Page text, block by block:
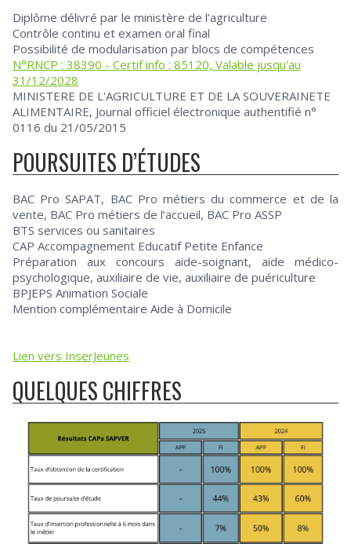
Diplôme délivré par le ministère de l’agriculture
Contrôle continu et examen oral final
Possibilité de modularisation par blocs de compétences
N°RNCP : 38390 - Certif info : 85120, Valable jusqu'au
31/12/2028
MINISTERE DE L'AGRICULTURE ET DE LA SOUVERAINETE
ALIMENTAIRE, Journal officiel électronique authentifié n°
0116 du 21/05/2015
POURSUITES D’ÉTUDES
BAC Pro SAPAT, BAC Pro métiers du commerce et de la
vente, BAC Pro métiers de l’accueil, BAC Pro ASSP
BTS services ou sanitaires
CAP Accompagnement Educatif Petite Enfance
Préparation aux concours aide-soignant, aide médico-
psychologique, auxiliaire de vie, auxiliaire de puériculture
BPJEPS Animation Sociale
Mention complémentaire Aide à Domicile
Lien vers InserJeunes
QUELQUES CHIFFRES